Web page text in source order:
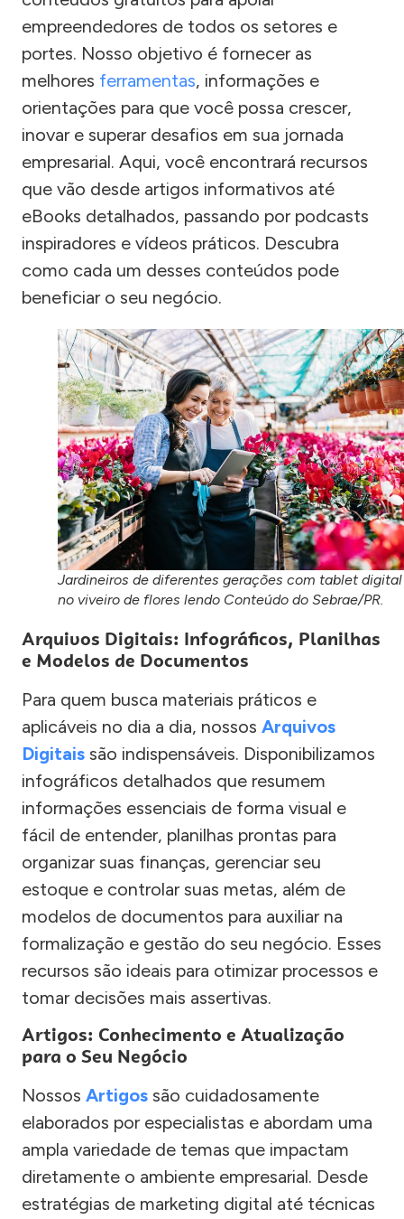
empreendedores de todos os setores e
portes. Nosso objetivo é fornecer as
melhores ferramentas, informações e
orientações para que você possa crescer,
inovar e superar desafios em sua jornada
empresarial. Aqui, você encontrará recursos
que vão desde artigos informativos até
eBooks detalhados, passando por podcasts
inspiradores e vídeos práticos. Descubra
como cada um desses conteúdos pode
beneficiar o seu negócio.
Jardineiros de diferentes gerações com tablet digital
no viveiro de flores lendo Conteúdo do Sebrae/PR.
Arquivos Digitais: Infográficos, Planilhas
e Modelos de Documentos
Para quem busca materiais práticos e
aplicáveis no dia a dia, nossos Arquivos
Digitais são indispensáveis. Disponibilizamos
infográficos detalhados que resumem
informações essenciais de forma visual e
fácil de entender, planilhas prontas para
organizar suas finanças, gerenciar seu
estoque e controlar suas metas, além de
modelos de documentos para auxiliar na
formalização e gestão do seu negócio. Esses
recursos são ideais para otimizar processos e
tomar decisões mais assertivas.
Artigos: Conhecimento e Atualização
para o Seu Negócio
Nossos Artigos são cuidadosamente
elaborados por especialistas e abordam uma
ampla variedade de temas que impactam
diretamente o ambiente empresarial. Desde
estratégias de marketing digital até técnicas